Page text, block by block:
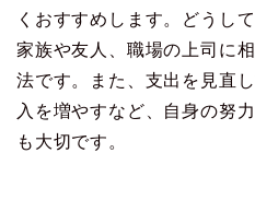
くおすすめします。どうし
家族や友人、職場の上司に
法です。また、支出を見直
入を増やすなど、自身の努
も大切です。